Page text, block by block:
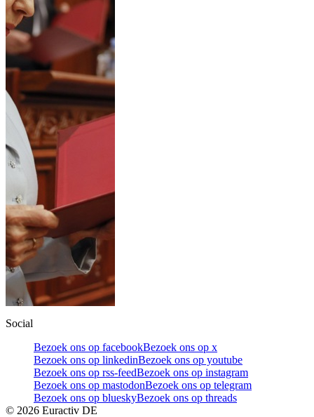
Social
Bezoek ons op facebookBezoek ons op x
Bezoek ons op linkedinBezoek ons op youtube
Bezoek ons op rss-feedBezoek ons op instagram
Bezoek ons op mastodonBezoek ons op telegram
Bezoek ons op blueskyBezoek ons op threads
© 2026 Euractiv DE